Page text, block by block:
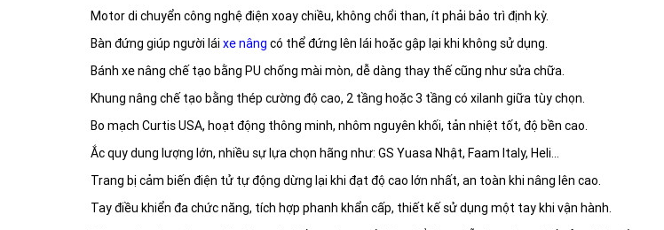
Motor di chuyển công nghệ điện xoay chiều, không chổi than, ít phải bảo trì định kỳ.
Bàn đứng giúp người lái xe nâng có thể đứng lên lái hoặc gập lại khi không sử dụng.
Bánh xe nâng chế tạo bằng PU chống mài mòn, dễ dàng thay thế cũng như sửa chữa.
Khung nâng chế tạo bằng thép cường độ cao, 2 tầng hoặc 3 tầng có xilanh giữa tùy chọn.
Bo mạch Curtis USA, hoạt động thông minh, nhôm nguyên khối, tản nhiệt tốt, độ bền cao.
Ắc quy dung lượng lớn, nhiều sự lựa chọn hãng như: GS Yuasa Nhật, Faam Italy, Heli…
Trang bị cảm biến điện tử tự động dừng lại khi đạt độ cao lớn nhất, an toàn khi nâng lên cao.
Tay điều khiển đa chức năng, tích hợp phanh khẩn cấp, thiết kế sử dụng một tay khi vận hành.